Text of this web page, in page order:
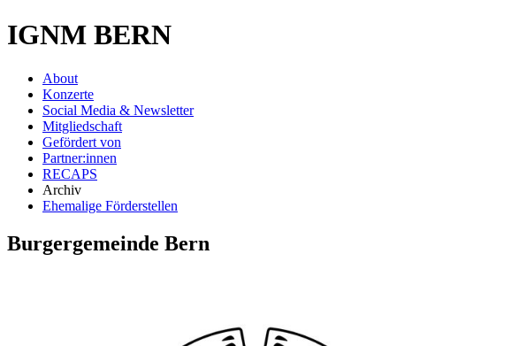
IGNM BERN
About
Konzerte
Social Media & Newsletter
Mitgliedschaft
Gefördert von
Partner:innen
RECAPS
Archiv
Ehemalige Förderstellen
Burgergemeinde Bern